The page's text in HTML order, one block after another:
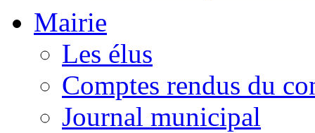
Mairie
Les élus
Comptes rendus du
Journal municipal